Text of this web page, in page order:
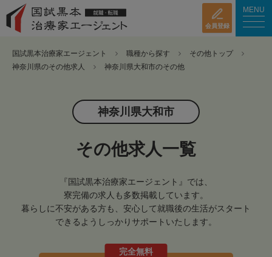
会員登録
MENU
国試黒本治療家エージェント 職種から探す
その他トップ
神奈川県のその他求人
神奈川県大和市のその他
神奈川県大和市
その他求人一覧
『国試黒本治療家エージェント』では、
寮完備の求人も多数掲載しています。
暮らしに不安がある方も、安心して就職後の生活がスタート
できるようしっかりサポートいたします。
完全無料